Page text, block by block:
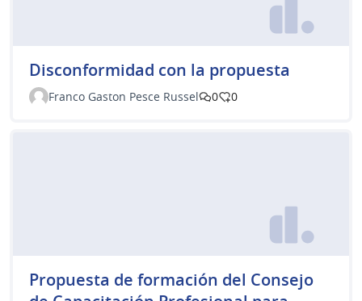
Disconformidad con la propuesta
Franco Gaston Pesce Russel 0 0
Propuesta de formación del Consejo